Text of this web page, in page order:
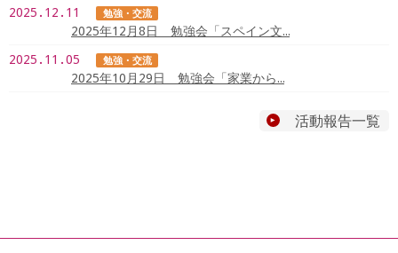
2025.12.11
勉強・交流
2025年12月8日 勉強会「スペイン文…
2025.11.05
勉強・交流
2025年10月29日 勉強会「家業から…
活動報告一覧